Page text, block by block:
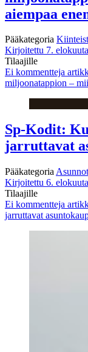
aiempaa
Pääkategoria
Kirjoitettu 7.
Tilaajille
Ei kommentteja
miljoonatappion –
Sp-Kodit:
jarruttavat
Pääkategoria Asunnot
Kirjoitettu 6.
Tilaajille
Ei kommentteja
jarruttavat